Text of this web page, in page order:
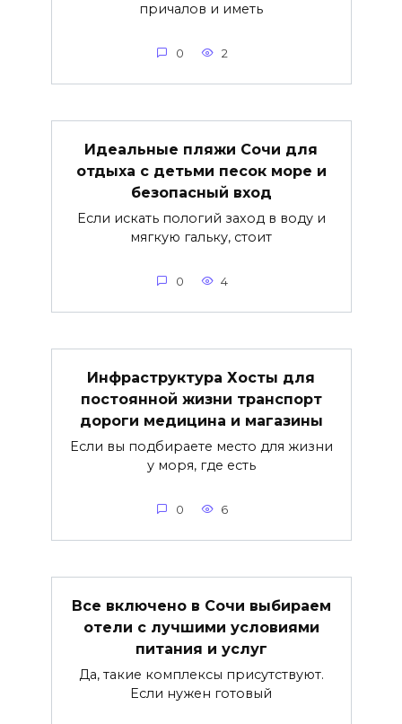
причалов и иметь
0 2
Идеальные пляжи Сочи для
отдыха с детьми песок море и
безопасный вход
Если искать пологий заход в воду и
мягкую гальку, стоит
0 4
Инфраструктура Хосты для
постоянной жизни транспорт
дороги медицина и магазины
Если вы подбираете место для жизни
у моря, где есть
0 6
Все включено в Сочи выбираем
отели с лучшими условиями
питания и услуг
Да, такие комплексы присутствуют.
Если нужен готовый